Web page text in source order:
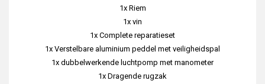
1x Riem
1x vin
1x Complete reparatieset
1x Verstelbare aluminium peddel met veiligheidspal
1x dubbelwerkende luchtpomp met manometer
1x Dragende rugzak